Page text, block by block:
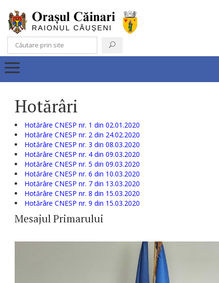
Hotărâri
Hotărâre CNESP nr. 1 din 02.01.2020
Hotărâre CNESP nr. 2 din 24.02.2020
Hotărâre CNESP nr. 3 din 08.03.2020
Hotărâre CNESP nr. 4 din 09.03.2020
Hotărâre CNESP nr. 5 din 09.03.2020
Hotărâre CNESP nr. 6 din 10.03.2020
Hotărâre CNESP nr. 7 din 13.03.2020
Hotărâre CNESP nr. 8 din 15.03.2020
Hotărâre CNESP nr. 9 din 15.03.2020
Mesajul Primarului